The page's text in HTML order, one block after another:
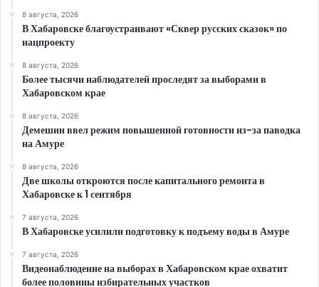
8 августа, 2026
В Хабаровске благоустраивают «Сквер русских сказок» по
нацпроекту
8 августа, 2026
Более тысячи наблюдателей проследят за выборами в
Хабаровском крае
8 августа, 2026
Демешин ввел режим повышенной готовности из-за паводка
на Амуре
8 августа, 2026
Две школы откроются после капитального ремонта в
Хабаровске к 1 сентября
7 августа, 2026
В Хабаровске усилили подготовку к подъему воды в Амуре
7 августа, 2026
Видеонаблюдение на выборах в Хабаровском крае охватит
более половины избирательных участков